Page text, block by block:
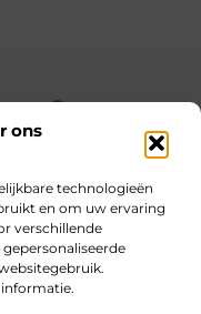
ons
technologieën
en om uw ervaring
verschillende
aan het denken zet.